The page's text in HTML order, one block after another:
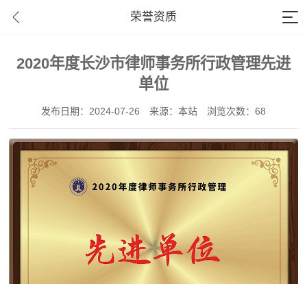
荣誉资质
2020年度长沙市律师事务所行政管理先进
单位
发布日期：2024-07-26 来源：本站 浏览次数：68